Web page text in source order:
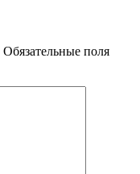
Обязательные поля